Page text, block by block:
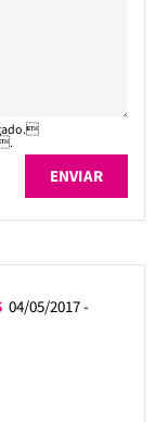
.
04/05/2017 -